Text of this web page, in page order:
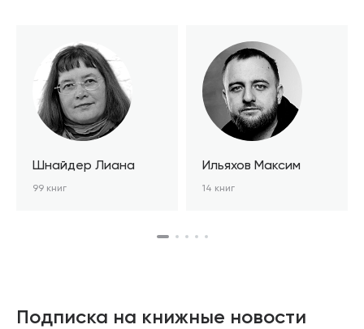
Шнайдер Лиана
99 книг
Ильяхов Максим
14 книг
Подписка на книжные новости